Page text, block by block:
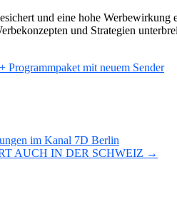
und eine hohe
und Strategien
Programmpaket mit neuem Sender
im Kanal 7D Berlin
AUCH IN DER SCHWEIZ →